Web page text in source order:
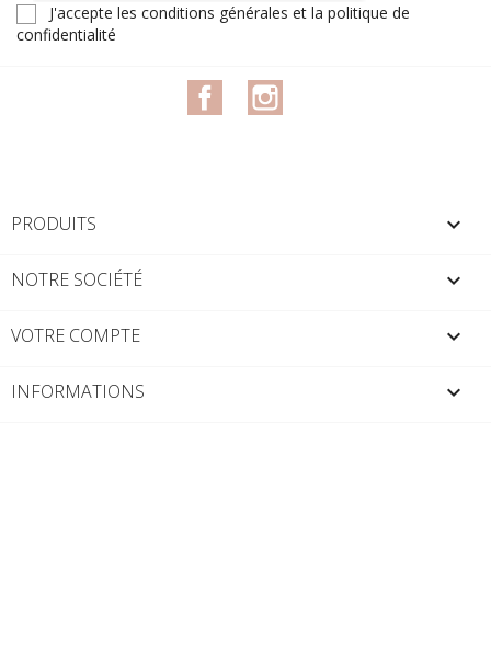
J'accepte les conditions générales et la politique de
confidentialité
Facebook
PRODUITS 
NOTRE SOCIÉTÉ 
VOTRE COMPTE 
INFORMATIONS 